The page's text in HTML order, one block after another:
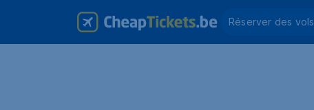
Réserver des vols